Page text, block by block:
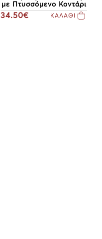
με Πτυσσόμενο Κοντάρι
34.50€ ΚΑΛΑΘΙ